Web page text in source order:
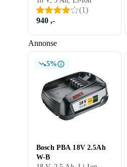
Annonse
(1)
940 ,-
5%
Bosch PBA 18V 2.5Ah
W-B